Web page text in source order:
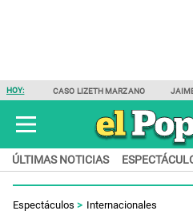
HOY: CASO LIZETH MARZANO
ÚLTIMAS NOTICIAS
Espectáculos Internacionales